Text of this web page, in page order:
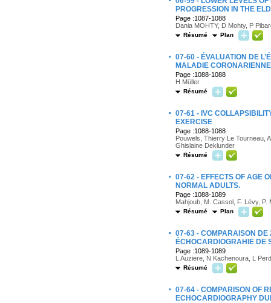
PROGRESSION IN THE
Page :1087-1088
Dania MOHTY, D Mohty, P
Résumé Plan
· 07-60 - ÉVALUATION DE
MALADIE CORONARIENNE
Page :1088-1088
H Müller
Résumé
· 07-61 - IVC
EXERCISE
Page :1088-1088
Pouwels, Thierry Le Tourneau,
Ghislaine Deklunder
Résumé
· 07-62 - EFFECTS OF AGE
NORMAL ADULTS.
Page :1088-1089
Mahjoub, M. Cassol, F. Lévy, P.
Résumé Plan
· 07-63 - COMPARAISON DE
ÉCHOCARDIOGRAHIE DE
Page :1089-1089
L Auziere, N Kachenoura, L
Résumé
· 07-64 - COMPARISON OF
ECHOCARDIOGRAPHY